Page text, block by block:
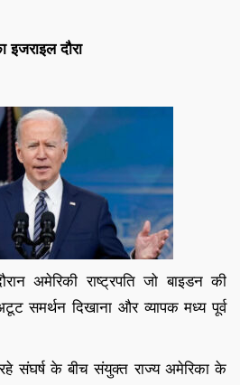
इजराइल दौरा
अमेरिकी राष्ट्रपति जो बाइडन की
समर्थन दिखाना और व्यापक मध्य पूर्व
संघर्ष के बीच संयुक्त राज्य अमेरिका के